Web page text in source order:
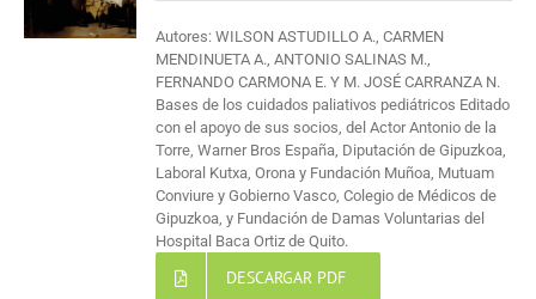
Autores: WILSON ASTUDILLO A., CARMEN
MENDINUETA A., ANTONIO SALINAS M.,
FERNANDO CARMONA E. Y M. JOSÉ CARRANZA N.
Bases de los cuidados paliativos pediátricos Editado
con el apoyo de sus socios, del Actor Antonio de la
Torre, Warner Bros España, Diputación de Gipuzkoa,
Laboral Kutxa, Orona y Fundación Muñoa, Mutuam
Conviure y Gobierno Vasco, Colegio de Médicos de
Gipuzkoa, y Fundación de Damas Voluntarias del
Hospital Baca Ortiz de Quito.
DESCARGAR PDF